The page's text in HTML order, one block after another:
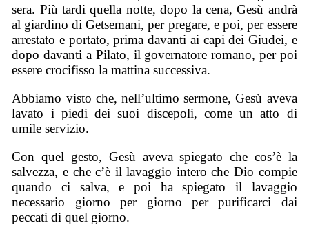
sera. Più tardi quella notte, dopo la cena, Gesù andrà
al giardino di Getsemani, per pregare, e poi, per essere
arrestato e portato, prima davanti ai capi dei Giudei, e
dopo davanti a Pilato, il governatore romano, per poi
essere crocifisso la mattina successiva.
Abbiamo visto che, nell’ultimo sermone, Gesù aveva
lavato i piedi dei suoi discepoli, come un atto di
umile servizio.
Con quel gesto, Gesù aveva spiegato che cos’è la
salvezza, e che c’è il lavaggio intero che Dio compie
quando ci salva, e poi ha spiegato il lavaggio
necessario giorno per giorno per purificarci dai
peccati di quel giorno.